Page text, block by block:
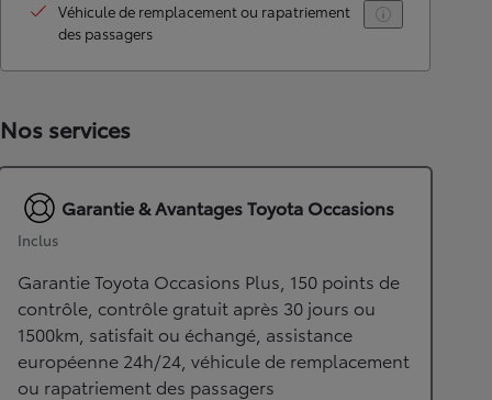
Véhicule de remplacement ou rapatriement
des passagers
Nos services
Garantie & Avantages Toyota Occasions
Inclus
Garantie Toyota Occasions Plus, 150 points de
contrôle, contrôle gratuit après 30 jours ou
1500km, satisfait ou échangé, assistance
européenne 24h/24, véhicule de remplacement
ou rapatriement des passagers